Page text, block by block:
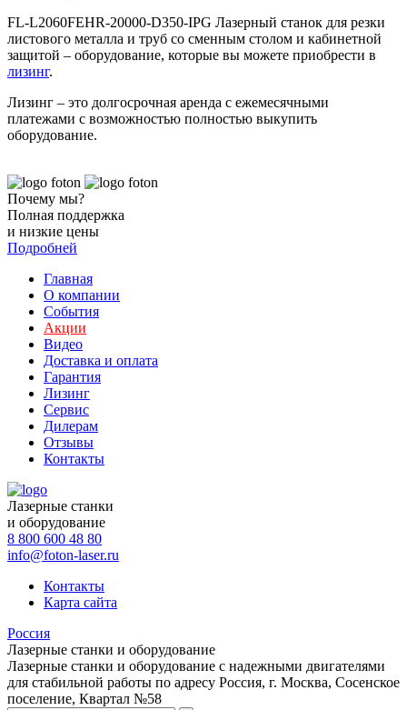
FL-L2060FEHR-20000-D350-IPG Лазерный станок для резки
листового металла и труб со сменным столом и кабинетной
защитой – оборудование, которые вы можете приобрести в
лизинг.
Лизинг – это долгосрочная аренда с ежемесячными
платежами с возможностью полностью выкупить
оборудование.
Почему мы?
Полная поддержка
и низкие цены
Подробней
Главная
О компании
События
Акции
Видео
Доставка и оплата
Гарантия
Лизинг
Сервис
Дилерам
Отзывы
Контакты
Лазерные станки
и оборудование
8 800 600 48 80
info@foton-laser.ru
Контакты
Карта сайта
Россия
Лазерные станки и оборудование
Лазерные станки и оборудование с надежными двигателями
для стабильной работы по адресу Россия, г. Москва, Сосенское
поселение, Квартал №58